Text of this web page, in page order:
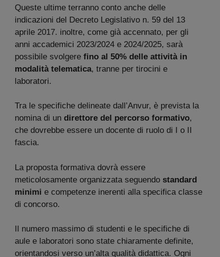
Queste ultime terranno conto anche delle
indicazioni del Decreto Legislativo n. 59 del 13
aprile 2017. inoltre, come già accennato, per gli
anni accademici 2023/2024 e 2024/2025, sarà
possibile svolgere fino al 50% delle attività in
modalità telematica, tranne per tirocini e
laboratori.
Tra le specifiche delineate dall’Anvur, è prevista la
nomina di un direttore del percorso formativo,
che dovrebbe essere un docente di ruolo di I o II
fascia.
La proposta formativa dovrà essere
meticolosamente organizzata seguendo standard
minimi e competenze inerenti alla specifica classe
di concorso.
Il numero massimo di studenti e le specifiche di
aule e laboratori sono state chiaramente definite,
orientandosi verso un’alta qualità didattica. Ogni